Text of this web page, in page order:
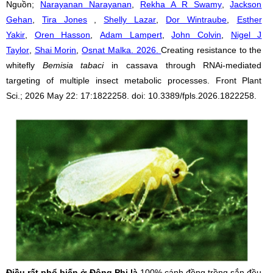
Nguồn; Narayanan Narayanan Rekha A R Swamy,Jackson
Gehan ,Tira Jones ,Shelly Lazar Dor Wintraube
Esther
Yakir
Oren Hasson ,Adam Lampert,John Colvin
Nigel J
Taylor Shai Morin ,Osnat Malka . 2026.Creating resistance to the
whitefly Bemisia tabaciin cassava through RNAi-mediated
targeting of multiple insect metabolic processes. Front Plant
Sci .; 2026 May 22: 17:1822258. doi: 10.3389/fpls.2026.1822258.